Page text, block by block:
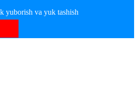
yuborish va yuk tashish